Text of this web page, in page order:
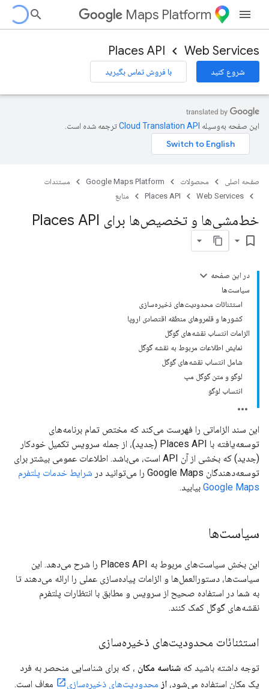
Maps Platform
Web Services
Places API
شروع کنید با فروش تماس بگیرید
این صفحه به‌وسیله ترجمه شده است.
صفحه اصلی محصولات Google Maps Platform
مستندات
Web Services
Places API منابع
خط‌مشی‌ها و تخصیص‌ها برای Places API
bookmark_border
در این صفحه
سیاست‌ها
استثنائات محدودیت‌های ذخیره‌سازی
کشورها و قلمروهای منطقه اقتصادی اروپا
الزامات انتساب نقشه‌های گوگل
نمایش اطلاعات مربوط به نقشه گوگل
شامل انتساب نقشه‌های گوگل
لوگو و متن گوگل مپ
انتساب لوگو
این سند الزاماتی را فهرست می‌کند که مختص تمام برنامه‌های
توسعه‌یافته با Places API (جدید)، از جمله سرویس تکمیل خودکار
(جدید) که بخشی از آن API است، می‌باشد. اطلاعات عمومی بیشتر برای
توسعه‌دهندگان Google Maps را می‌توانید در
شرایط خدمات پلتفرم
Google Maps بیابید.
سیاست‌ها
این بخش سیاست‌های مربوط به Places API را شرح می‌دهد. این
سیاست‌ها، دستورالعمل‌ها و الزامات پیاده‌سازی عملی را ارائه می‌دهند تا
به شما در استفاده صحیح از سرویس و مطابق با انتظارات پلتفرم
نقشه‌های گوگل کمک کنند.
استثنائات محدودیت‌های ذخیره‌سازی
توجه داشته باشید که شناسه مکان ، که برای شناسایی منحصر به فرد
یک مکان استفاده می‌شود، از محدودیت‌های ذخیره‌سازی
معاف است.